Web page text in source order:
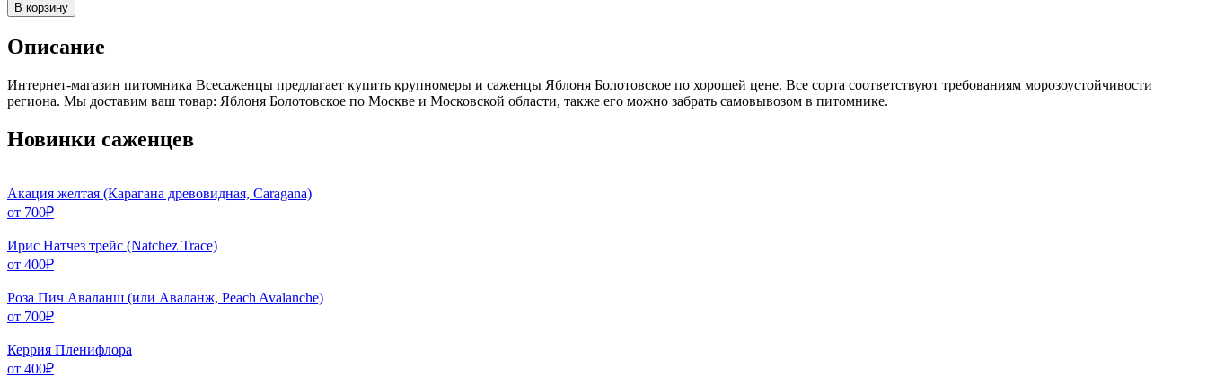
В корзину
Описание
Интернет-магазин питомника Всесаженцы предлагает купить крупномеры и саженцы Яблоня Болотовское по хорошей цене. Все сорта соответствуют требованиям морозоустойчивости
региона. Мы доставим ваш товар: Яблоня Болотовское по Москве и Московской области, также его можно забрать самовывозом в питомнике.
Новинки саженцев
Акация желтая (Карагана древовидная, Caragana)
от 700₽
Ирис Натчез трейс (Natchez Trace)
от 400₽
Роза Пич Аваланш (или Аваланж, Peach Avalanche)
от 700₽
Керрия Пленифлора
от 400₽